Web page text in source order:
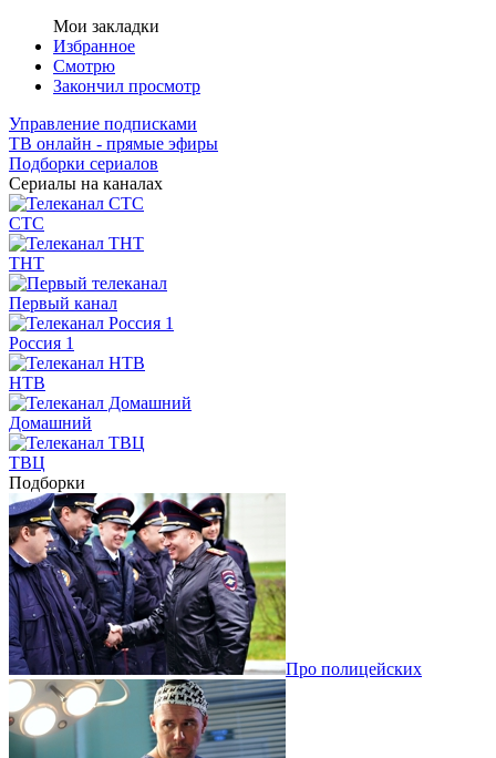
Мои закладки
Избранное
Смотрю
Закончил просмотр
Управление подписками
ТВ онлайн - прямые эфиры
Подборки сериалов
Сериалы на каналах
СТС
ТНТ
Первый канал
Россия 1
НТВ
Домашний
ТВЦ
Подборки
Про полицейских